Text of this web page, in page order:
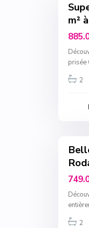
m²
prisée
2
2